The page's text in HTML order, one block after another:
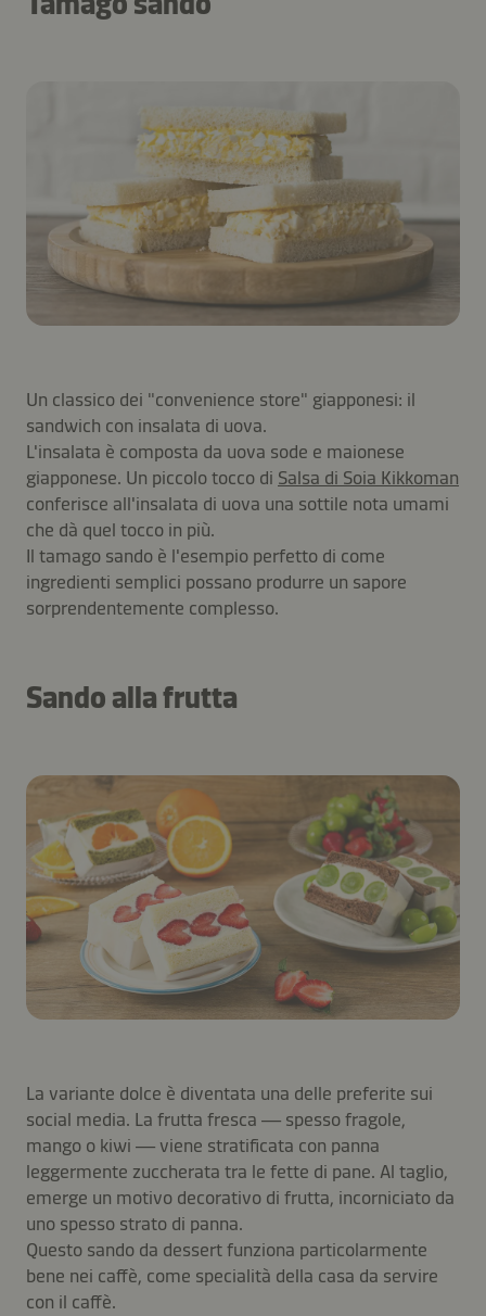
Un classico dei "convenience store" giapponesi: il
sandwich con insalata di uova.
L'insalata è composta da uova sode e maionese
giapponese. Un piccolo tocco di Salsa di Soia Kikkoman
conferisce all'insalata di uova una sottile nota umami
che dà quel tocco in più.
Il tamago sando è l'esempio perfetto di come
ingredienti semplici possano produrre un sapore
sorprendentemente complesso.
Sando alla frutta
La variante dolce è diventata una delle preferite sui
social media. La frutta fresca — spesso fragole,
mango o kiwi — viene stratificata con panna
leggermente zuccherata tra le fette di pane. Al taglio,
emerge un motivo decorativo di frutta, incorniciato da
uno spesso strato di panna.
Questo sando da dessert funziona particolarmente
bene nei caffè, come specialità della casa da servire
con il caffè.